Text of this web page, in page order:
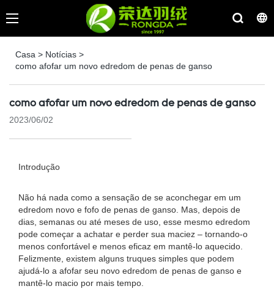
Casa > Notícias >
como afofar um novo edredom de penas de ganso
como afofar um novo edredom de penas de ganso
2023/06/02
Introdução
Não há nada como a sensação de se aconchegar em um
edredom novo e fofo de penas de ganso. Mas, depois de
dias, semanas ou até meses de uso, esse mesmo edredom
pode começar a achatar e perder sua maciez – tornando-o
menos confortável e menos eficaz em mantê-lo aquecido.
Felizmente, existem alguns truques simples que podem
ajudá-lo a afofar seu novo edredom de penas de ganso e
mantê-lo macio por mais tempo.